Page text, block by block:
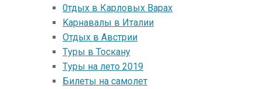
0тдых в Карловых Варах
Kарнавалы в Италии
Oтдых в Австрии
Tуры в Тоскану
Tуры на лето 2019
Билеты на самолет